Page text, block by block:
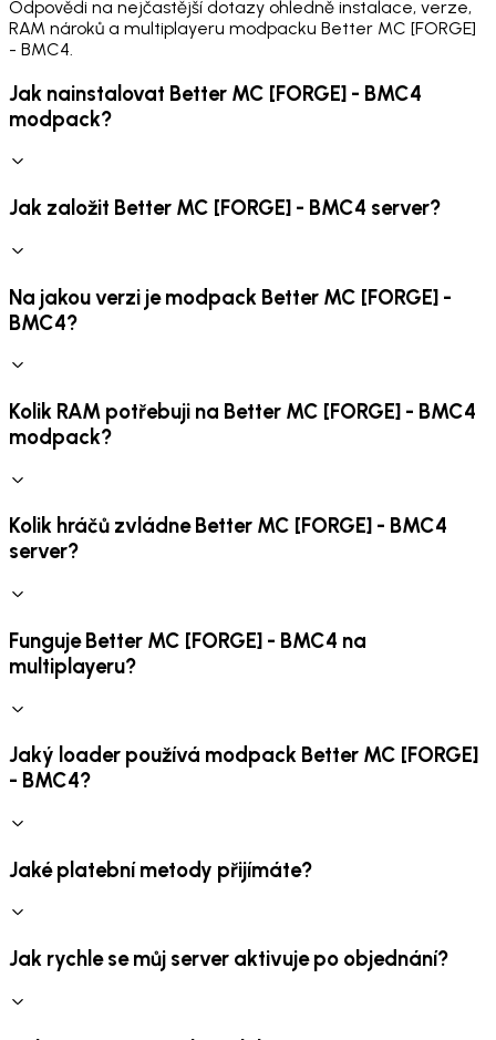
Odpovědi na nejčastější dotazy ohledně instalace, verze,
RAM nároků a multiplayeru modpacku Better MC [FORGE]
- BMC4.
Jak nainstalovat Better MC [FORGE] - BMC4
modpack?
Jak založit Better MC [FORGE] - BMC4 server?
Na jakou verzi je modpack Better MC [FORGE] -
BMC4?
Kolik RAM potřebuji na Better MC [FORGE] - BMC4
modpack?
Kolik hráčů zvládne Better MC [FORGE] - BMC4
server?
Funguje Better MC [FORGE] - BMC4 na
multiplayeru?
Jaký loader používá modpack Better MC [FORGE]
- BMC4?
Jaké platební metody přijímáte?
Jak rychle se můj server aktivuje po objednání?